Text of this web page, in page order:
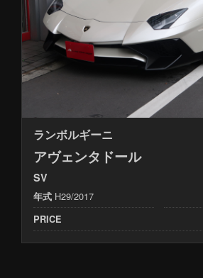
ランボルギーニ
アヴェンタドール
SV
年式 H29/2017
PRICE